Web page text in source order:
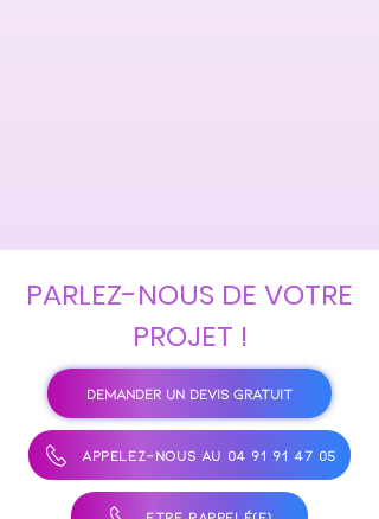
PARLEZ-NOUS DE VOTRE
PROJET !
DEMANDER UN DEVIS GRATUIT
APPELEZ-NOUS AU 04 91 91 47 05